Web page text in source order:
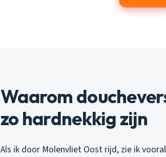
Waarom
zo hardnekkig zijn
Als ik door Molenvliet Oost rijd, zie ik